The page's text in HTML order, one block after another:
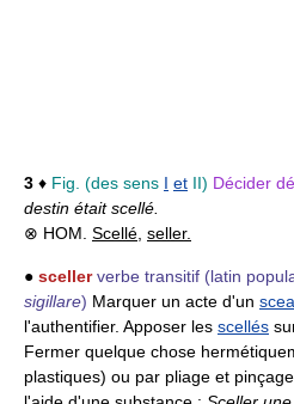
3 ♦ Fig. (des sens I et II) Décider
destin était scellé.
⊗ HOM. Scellé seller.
● sceller verbe transitif (latin
sigillare) Marquer un acte d'un
l'authentifier. Apposer les scellés
Fermer quelque chose
plastiques) ou par pliage et